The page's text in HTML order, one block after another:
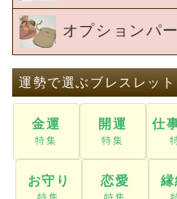
オプションパ
運勢で選ぶブレスレット
金運 開運 仕
お守り 恋愛